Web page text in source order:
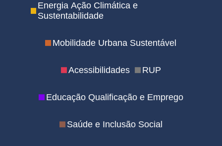
Energia Ação Climática e
Sustentabilidade
Mobilidade Urbana Sustentável
Acessibilidades RUP
Educação Qualificação e Emprego
Saúde e Inclusão Social